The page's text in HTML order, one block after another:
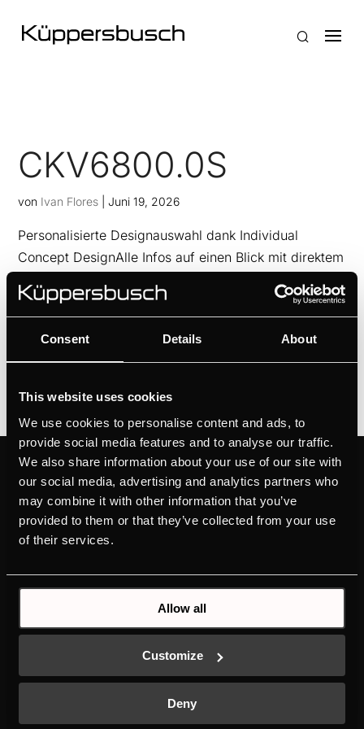
Consent Details About
This website uses cookies
We use cookies to personalise content and ads, to
provide social media features and to analyse our traffic.
We also share information about your use of our site with
our social media, advertising and analytics partners who
may combine it with other information that you’ve
provided to them or that they’ve collected from your use
of their services.
Allow all
Customize
Deny
CKV6800.0S
von Ivan Flores |Juni 19, 2026
Personalisierte Designauswahl dank Individual
Concept DesignAlle Infos auf einen Blick mit direktem
dank Cappucino- und Kaffee-Latte-FunktionPassend
KaffeeauslaufImmer frische...
PRODUKTE
BACKÖFEN UND
KOMPAKTGERÄTE
KOCHFELDER
KÜHL- UND
GESCHIRRSPÜLER
MEHR ÜBER
KÜPPERSBUSCH
MARKENWERTE
DOWNLOADS
NEUES ENERGIEETIKETT
SERVICE
SCHALTPLÄNE UND
ERSATZTEILE